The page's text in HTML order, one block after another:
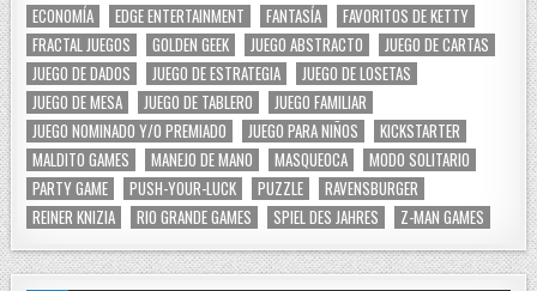
ECONOMÍA
EDGE ENTERTAINMENT FANTASÍA
FAVORITOS DE KETTY
FRACTAL JUEGOS
GOLDEN GEEK JUEGO ABSTRACTO
JUEGO DE CARTAS
JUEGO DE DADOS
JUEGO DE ESTRATEGIA
JUEGO DE LOSETAS
JUEGO DE MESA
JUEGO DE TABLERO
JUEGO FAMILIAR
JUEGO NOMINADO Y/O PREMIADO
JUEGO PARA NIÑOS
KICKSTARTER
MALDITO GAMES
MANEJO DE MANO MASQUEOCA
MODO SOLITARIO
PARTY GAME
PUSH-YOUR-LUCK PUZZLE
RAVENSBURGER
REINER KNIZIA
RIO GRANDE GAMES SPIEL DES JAHRES Z-MAN GAMES